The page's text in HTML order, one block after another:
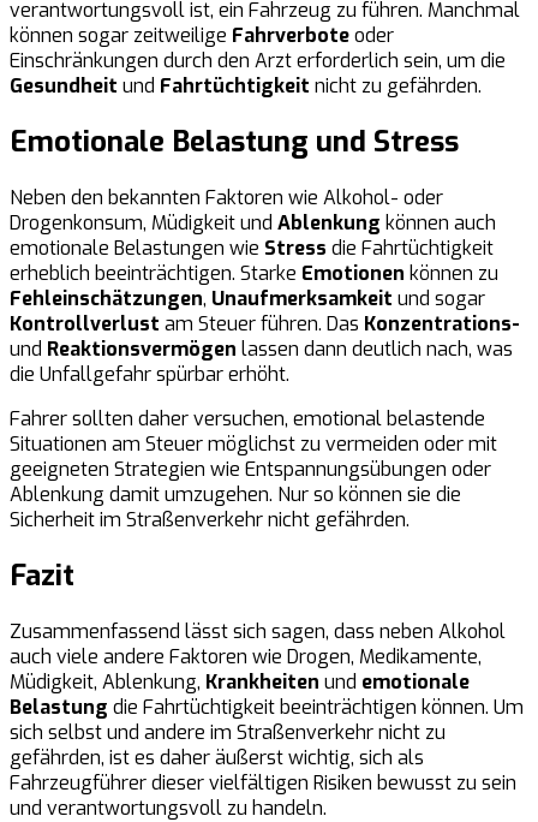
verantwortungsvoll ist, ein Fahrzeug zu führen. Manchmal
können sogar zeitweilige Fahrverboteoder
Einschränkungen durch den Arzt erforderlich sein, um die
Gesundheit und Fahrtüchtigkeit nicht zu gefährden.
Emotionale Belastung und Stress
Neben den bekannten Faktoren wie Alkohol- oder
Drogenkonsum, Müdigkeit und Ablenkung können auch
emotionale Belastungen wie Stress die Fahrtüchtigkeit
erheblich beeinträchtigen. Starke Emotionen können zu
Fehleinschätzungen, Unaufmerksamkeit und sogar
Kontrollverlust am Steuer führen. Das Konzentrations-
und Reaktionsvermögen lassen dann deutlich nach, was
die Unfallgefahr spürbar erhöht.
Fahrer sollten daher versuchen, emotional belastende
Situationen am Steuer möglichst zu vermeiden oder mit
geeigneten Strategien wie Entspannungsübungen oder
Ablenkung damit umzugehen. Nur so können sie die
Sicherheit im Straßenverkehr nicht gefährden.
Fazit
Zusammenfassend lässt sich sagen, dass neben Alkohol
auch viele andere Faktoren wie Drogen, Medikamente,
Müdigkeit, Ablenkung, Krankheiten und emotionale
Belastung die Fahrtüchtigkeit beeinträchtigen können. Um
sich selbst und andere im Straßenverkehr nicht zu
gefährden, ist es daher äußerst wichtig, sich als
Fahrzeugführer dieser vielfältigen Risiken bewusst zu sein
und verantwortungsvoll zu handeln.